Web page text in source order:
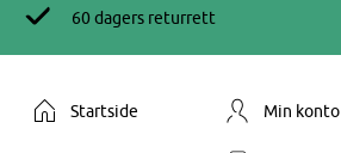
60 dagers returrett
Startside Min konto